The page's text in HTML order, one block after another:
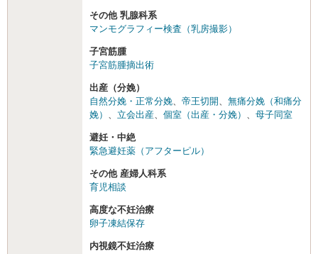
その他 乳腺科系
マンモグラフィー検査（乳房撮影）
子宮筋腫
子宮筋腫摘出術
出産（分娩）
自然分娩・正常分娩
帝王切開
無痛分娩（和痛分
娩）
立会出産 個室（出産・分娩） 母子同室
避妊・中絶
緊急避妊薬（アフターピル）
その他 産婦人科系
育児相談
高度な不妊治療
卵子凍結保存
内視鏡不妊治療